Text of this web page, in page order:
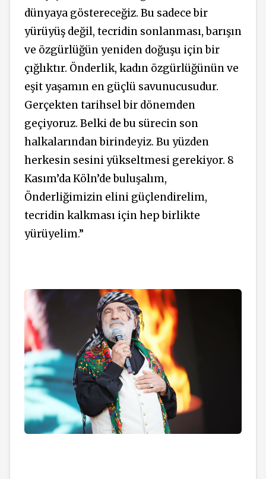
dünyaya göstereceğiz. Bu sadece bir
yürüyüş değil, tecridin sonlanması, barışın
ve özgürlüğün yeniden doğuşu için bir
çığlıktır. Önderlik, kadın özgürlüğünün ve
eşit yaşamın en güçlü savunucusudur.
Gerçekten tarihsel bir dönemden
geçiyoruz. Belki de bu sürecin son
halkalarından birindeyiz. Bu yüzden
herkesin sesini yükseltmesi gerekiyor. 8
Kasım’da Köln’de buluşalım,
Önderliğimizin elini güçlendirelim,
tecridin kalkması için hep birlikte
yürüyelim.”